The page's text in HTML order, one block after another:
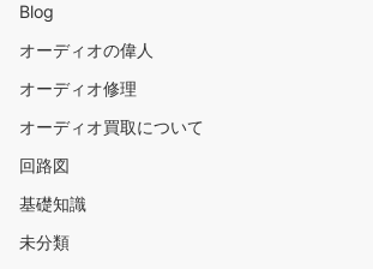
Blog
オーディオの偉人
オーディオ修理
オーディオ買取について
回路図
基礎知識
未分類